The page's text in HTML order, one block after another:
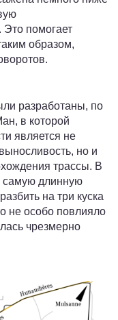
Это помогает
образом,
разработаны, по
в которой
является не
но и
трассы. В
самую длинную
на три куска
не особо повлияло
чрезмерно